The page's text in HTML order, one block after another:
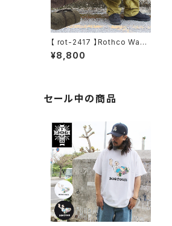
【 rot-2417 】Rothco Waxe
d Canvas Shoulder Duffl
e Bag - 24 Inch ショルダー
¥8,800
セール中の商品